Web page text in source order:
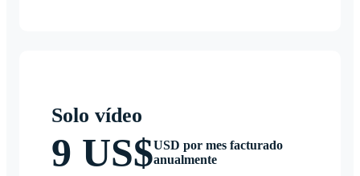
Solo vídeo
9 US$USD por mes facturado
anualmente